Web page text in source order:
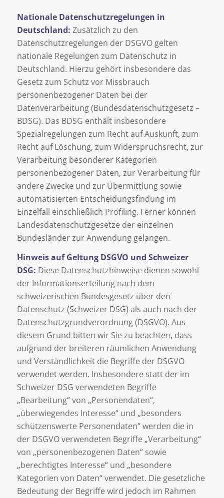
Nationale Datenschutzregelungen in
Deutschland: Zusätzlich zu den
Datenschutzregelungen der DSGVO gelten
nationale Regelungen zum Datenschutz in
Deutschland. Hierzu gehört insbesondere das
Gesetz zum Schutz vor Missbrauch
personenbezogener Daten bei der
Datenverarbeitung (Bundesdatenschutzgesetz –
BDSG). Das BDSG enthält insbesondere
Spezialregelungen zum Recht auf Auskunft, zum
Recht auf Löschung, zum Widerspruchsrecht, zur
Verarbeitung besonderer Kategorien
personenbezogener Daten, zur Verarbeitung für
andere Zwecke und zur Übermittlung sowie
automatisierten Entscheidungsfindung im
Einzelfall einschließlich Profiling. Ferner können
Landesdatenschutzgesetze der einzelnen
Bundesländer zur Anwendung gelangen.
Hinweis auf Geltung DSGVO und Schweizer
DSG: Diese Datenschutzhinweise dienen sowohl
der Informationserteilung nach dem
schweizerischen Bundesgesetz über den
Datenschutz (Schweizer DSG) als auch nach der
Datenschutzgrundverordnung (DSGVO). Aus
diesem Grund bitten wir Sie zu beachten, dass
aufgrund der breiteren räumlichen Anwendung
und Verständlichkeit die Begriffe der DSGVO
verwendet werden. Insbesondere statt der im
Schweizer DSG verwendeten Begriffe
„Bearbeitung“ von „Personendaten“,
„überwiegendes Interesse“ und „besonders
schützenswerte Personendaten“ werden die in
der DSGVO verwendeten Begriffe „Verarbeitung“
von „personenbezogenen Daten“ sowie
„berechtigtes Interesse“ und „besondere
Kategorien von Daten“ verwendet. Die gesetzliche
Bedeutung der Begriffe wird jedoch im Rahmen